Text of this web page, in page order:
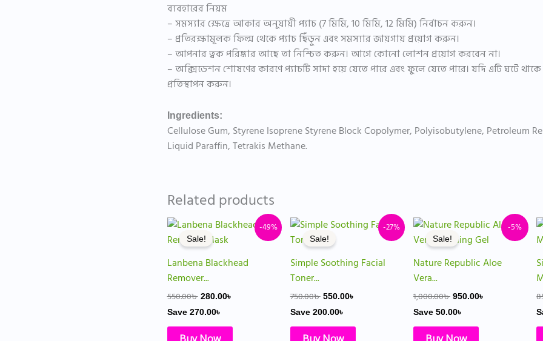
ব্যবহারের নিয়ম
– সমস্যার ক্ষেত্রে আকার অনুযায়ী প্যাচ (7 মিমি, 10 মিমি, 12 মিমি) নির্বাচন করুন।
– প্রতিরক্ষামূলক ফিল্ম থেকে প্যাচ ছিঁড়ুন এবং সমস্যার জায়গায় প্রয়োগ করুন।
– আপনার ত্বক পরিষ্কার আছে তা নিশ্চিত করুন। আগে কোনো লোশন প্রয়োগ করবেন না।
– অক্সিডেশন শোষণের কারণে প্যাচটি সাদা হয়ে যেতে পারে এবং ফুলে যেতে পারে। যদি এটি ঘটে
প্রতিস্থাপন করুন।
Ingredients:
Cellulose Gum, Styrene Isoprene Styrene Block Copolymer, Polyisobutylene, Petroleum
Liquid Paraffin, Tetrakis Methane.
Related products
-49%
Sale!
Lanbena Blackhead
Remover...
550.00৳
Original
price
was:
280.00৳
Current
Save 270.00৳
-27%
Sale!
Simple Soothing Facial
Toner...
750.00৳
Original
price
was:
550.00৳
Current
Save 200.00৳
-5%
Sale!
Nature Republic Aloe
Vera...
1,000.00৳
Original
was:
950.00৳
Current
price
is:
Save 50.00৳